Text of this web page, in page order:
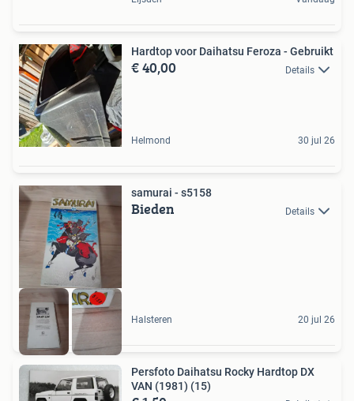
Hardtop voor Daihatsu Feroza - Gebruikt
€ 40,00 Details
Helmond 30 jul 26
samurai - s5158
Bieden Details
Halsteren 20 jul 26
Persfoto Daihatsu Rocky Hardtop DX
VAN (1981) (15)